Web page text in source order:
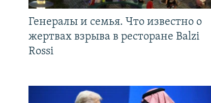
Генералы и семья. Что известно о
жертвах взрыва в ресторане Balzi
Rossi